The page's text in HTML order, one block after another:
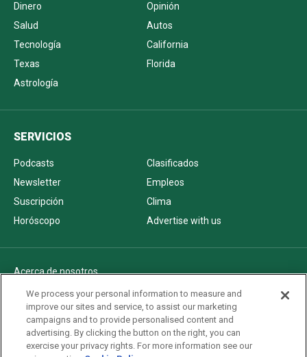
Dinero
Opinión
Salud
Autos
Tecnología
California
Texas
Florida
Astrología
SERVICIOS
Podcasts
Clasificados
Newsletter
Empleos
Suscripción
Clima
Horóscopo
Advertise with us
Acerca de nosotros
Politica de privacidad
Pautas Editoriales
AdChoices
Advertise with us
We process your personal information to measure and
improve our sites and service, to assist our marketing
campaigns and to provide personalised content and
advertising. By clicking the button on the right, you can
exercise your privacy rights. For more information see our